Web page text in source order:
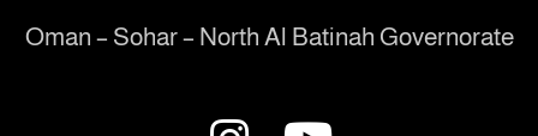
Oman – Sohar – North Al Batinah Governorate